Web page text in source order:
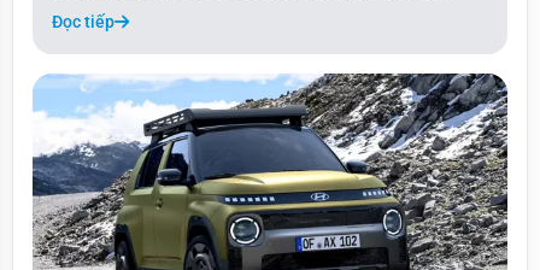
Những thay đổi này mang đến cho Sportage vẻ ngoài hiện
đại và sắc sảo hơn, làm nổi bật phong cách độc đáo của
mẫu xe.
Đọc tiếp